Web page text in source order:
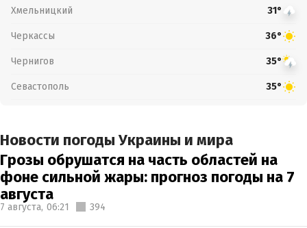
Хмельницкий 31°
Черкассы 36°
Чернигов 35°
Севастополь 35°
Новости погоды Украины и мира
Грозы обрушатся на часть областей на
фоне сильной жары: прогноз погоды на 7
августа
7 августа, 06:21 394